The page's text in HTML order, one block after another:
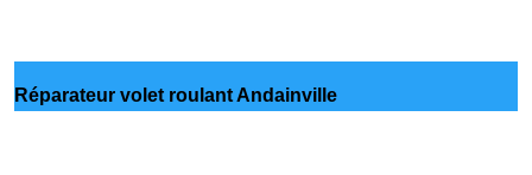
Réparateur volet roulant Andainville